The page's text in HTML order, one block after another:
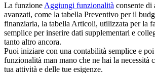
La funzione Aggiungi funzionalità consente di
avanzati, come la tabella Preventivo per il
finanziaria, la tabella Articoli, utilizzata per la
semplice per inserire dati supplementari e
tanto altro ancora.
Puoi iniziare con una contabilità semplice e
funzionalità man mano che ne hai la necessità
tua attività e delle tue esigenze.